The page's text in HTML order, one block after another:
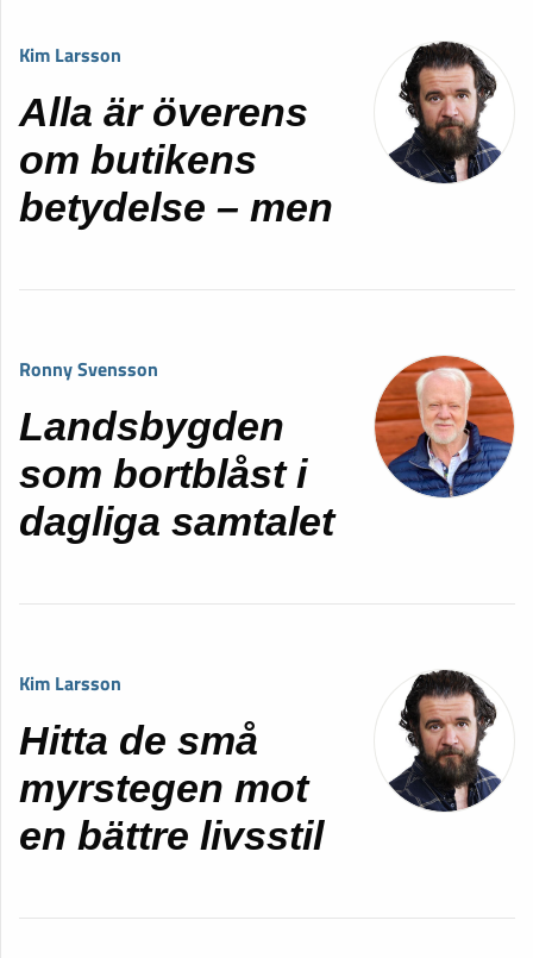
Kim Larsson
Alla är överens
om butikens
betydelse – men
Ronny Svensson
Landsbygden
som bortblåst i
dagliga samtalet
Kim Larsson
Hitta de små
myrstegen mot
en bättre livsstil